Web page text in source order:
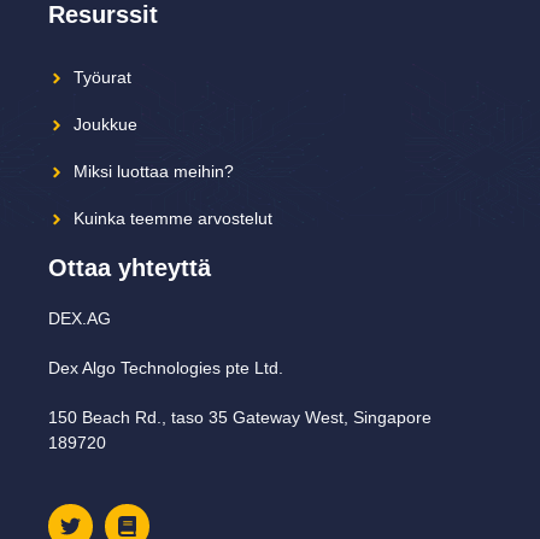
Resurssit
Työurat
Joukkue
Miksi luottaa meihin?
Kuinka teemme arvostelut
Ottaa yhteyttä
DEX.AG
Dex Algo Technologies pte Ltd.
150 Beach Rd., taso 35 Gateway West, Singapore
189720